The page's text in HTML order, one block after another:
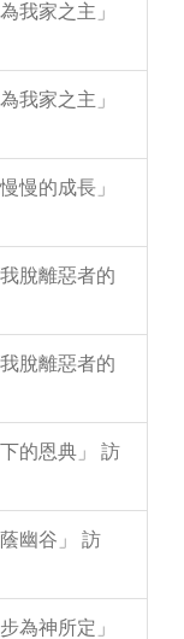
我家之主」
我家之主」
慢的成長」
脫離惡者的
脫離惡者的
的恩典」 訪
幽谷」 訪
為神所定」